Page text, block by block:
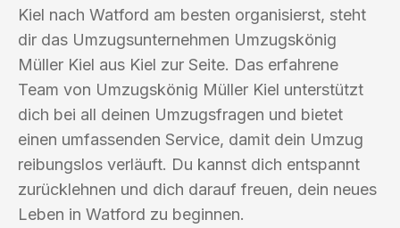
Kiel nach Watford am besten organisierst, steht
dir das Umzugsunternehmen Umzugskönig
Müller Kiel aus Kiel zur Seite. Das erfahrene
Team von Umzugskönig Müller Kiel unterstützt
dich bei all deinen Umzugsfragen und bietet
einen umfassenden Service, damit dein Umzug
reibungslos verläuft. Du kannst dich entspannt
zurücklehnen und dich darauf freuen, dein neues
Leben in Watford zu beginnen.